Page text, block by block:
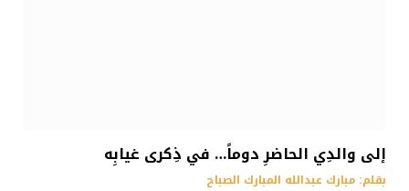
إلى والدِي الحاضرِ دوماً… في ذِكرى غيابِه
بقلم: مبارك عبدالله المبارك الصباح